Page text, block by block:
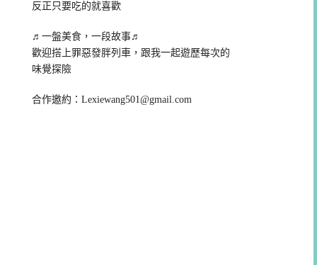
反正只要吃的就喜歡
♬一盤美食，一段故事♬
歡迎搭上罪惡發胖列車，跟我一起遊歷每次的
味覺探險
合作邀約：Lexiewang501@gmail.com